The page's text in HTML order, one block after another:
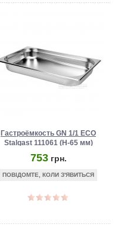
Гастроёмкость GN 1/1 ECO
Stalgast 111061 (Н-65 мм)
753 грн.
ПОВІДОМТЕ, КОЛИ З'ЯВИТЬСЯ